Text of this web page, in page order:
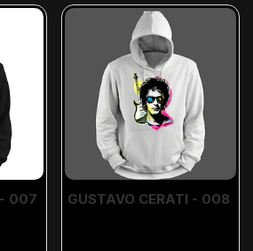
- 007 GUSTAVO CERATI - 008